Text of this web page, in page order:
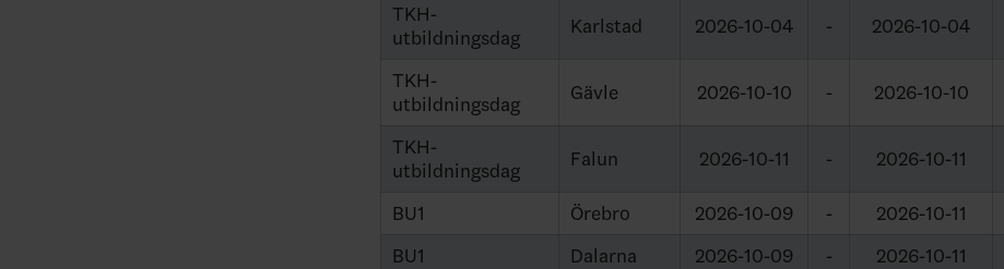
TKH-
utbildningsdag
Karlstad 2026-10-04 - 2026-10-04
TKH-
utbildningsdag
Gävle 2026-10-10 - 2026-10-10
TKH-
utbildningsdag
Falun 2026-10-11 - 2026-10-11
BU1 Örebro 2026-10-09 - 2026-10-11
BU1
Dalarna 2026-10-09 - 2026-10-11